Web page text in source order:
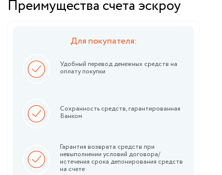
Преимущества счета эскроу
Для покупателя:
Удобный перевод денежных средств на
оплату покупки
Сохранность средств, гарантированная
Банком
Гарантия возврата средств при
невыполнении условий договора/
истечения срока депонирования средств
на счете